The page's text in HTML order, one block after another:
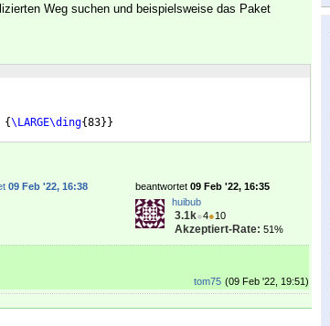
Weg suchen und beispielsweise das Paket
{\LARGE\ding{83}}
beantwortet 09 Feb '22, 16:35
huibub
3.1k●4●10
Akzeptiert-Rate: 51%
09 Feb '22, 16:38
(09 Feb '22, 19:51)
tom75